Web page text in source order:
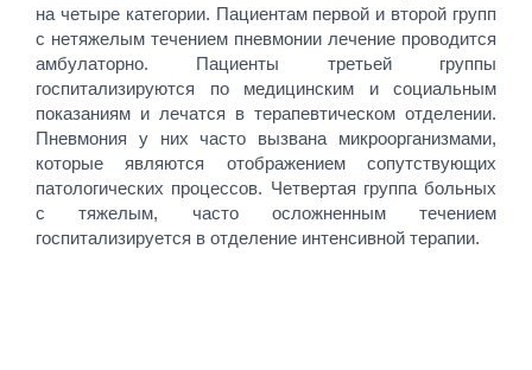
на четыре категории. Пациентам первой и второй групп
с нетяжелым течением пневмонии лечение проводится
амбулаторно. Пациенты третьей группы
госпитализируются по медицинским и социальным
показаниям и лечатся в терапевтическом отделении.
Пневмония у них часто вызвана микроорганизмами,
которые являются отображением сопутствующих
патологических процессов. Четвертая группа больных
с тяжелым, часто осложненным течением
госпитализируется в отделение интенсивной терапии.